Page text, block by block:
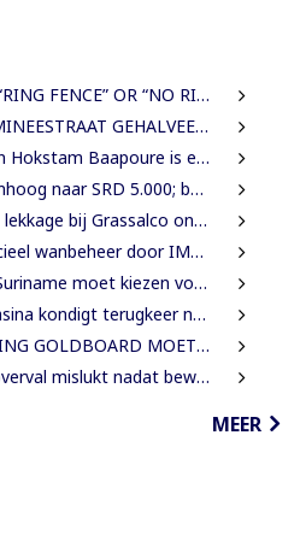
RING FENCE”? THAT IS THE QUESTION!
TWEE WEKEN NA ERNSTIGE VERKEERSCHAOS
is een thriller die je niet meer loslaat
van drie naar twee termijnen
onderzocht als oorzaak vissterfte
IMEAO-2-directeur, wel procedurele fouten
voor presidentieel of parlementair stelsel
naar Bangladesh aan ondanks doodstraf
ORDENEN EN STAATSINKOMSTEN VERHOGEN
nadat bewoners en buren alarm slaan
MEER